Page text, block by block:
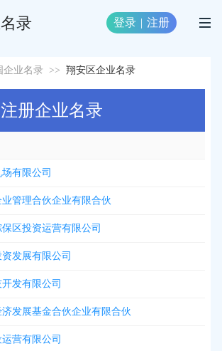
录 登录 | 注册
企业名录 >> 翔安区企业名录
册企业名录
有限公司
管理合伙企业有限合伙
区投资运营有限公司
发展有限公司
发有限公司
发展基金合伙企业有限合伙
营有限公司